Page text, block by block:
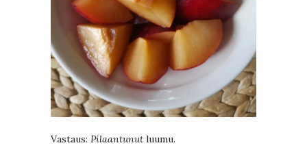
Vastaus: Pilaantunut luumu.